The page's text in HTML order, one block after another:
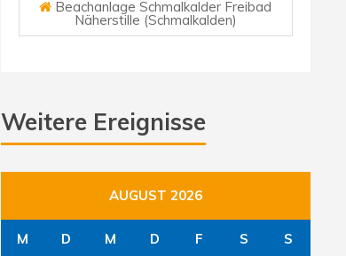
Beachanlage Schmalkalder Freibad
Näherstille (Schmalkalden)
Weitere Ereignisse
AUGUST 2026
M D M D F S S